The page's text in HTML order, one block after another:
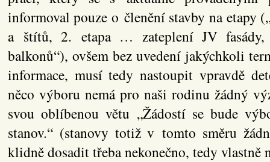
informoval pouze o členění stavby na etapy
a štítů, 2. etapa … zateplení JV
balkonů“), ovšem bez uvedení jakýchkoli
informace, musí tedy nastoupit vpravdě
něco výboru nemá pro naši rodinu žádný
svou oblíbenou větu „Žádostí se bude
stanov.“ (stanovy totiž v tomto směru
klidně dosadit třeba nekonečno, tedy